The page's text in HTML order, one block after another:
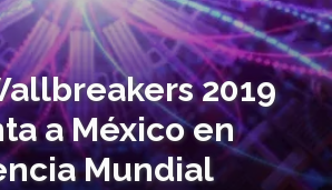
2019
a México en
Mundial